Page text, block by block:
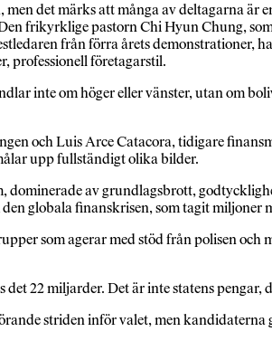
det märks att många av deltagarna
frikyrklige pastorn Chi Hyun Chung,
från förra årets demonstrationer,
professionell företagarstil.
inte om höger eller vänster, utan om
och Luis Arce Catacora, tidigare
upp fullständigt olika bilder.
dominerade av grundlagsbrott,
globala finanskrisen, som tagit miljoner
som agerar med stöd från polisen
22 miljarder. Det är inte statens pengar,
striden inför valet, men